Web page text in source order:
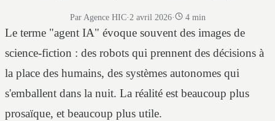
Par Agence HIC·2 avril 2026· 4 min
Le terme "agent IA" évoque souvent des images de
science-fiction : des robots qui prennent des décisions à
la place des humains, des systèmes autonomes qui
s'emballent dans la nuit. La réalité est beaucoup plus
prosaïque, et beaucoup plus utile.